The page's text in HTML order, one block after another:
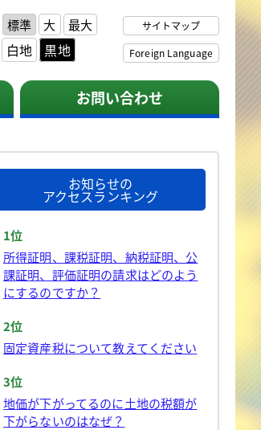
標準 大 最大
白地 黒地
サイトマップ
Foreign Language
お問い合わせ
お知らせの
アクセスランキング
1位
所得証明、課税証明、納税証明、公
課証明、評価証明の請求はどのよう
にするのですか？
2位
固定資産税について教えてください
3位
地価が下がってるのに土地の税額が
下がらないのはなぜ？